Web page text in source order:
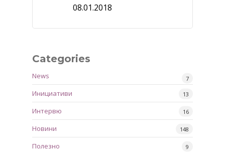
08.01.2018
Categories
News 7
Инициативи 13
Интервю 16
Новини 148
Полезно 9